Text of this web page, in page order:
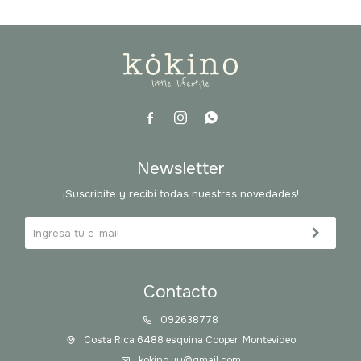
  
Contacto
092638778
Costa Rica 6488 esquina Cooper, Montevideo
Newsletter
¡Suscribite y recibí todas nuestras novedades!